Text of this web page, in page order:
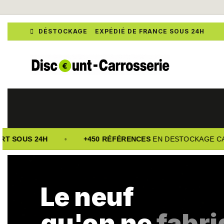
 DÉSTOCKAGE EXPÉDIÉ DE FRANCE SOUS 24H
SOUS 24H +450 RÉFÉRENCESEN DESTOCKAGE
Le neuf